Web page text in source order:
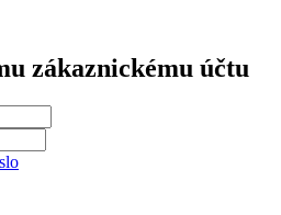
zákaznickému účtu